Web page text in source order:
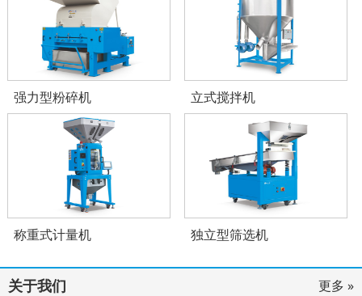
强力型粉碎机 立式搅拌机
称重式计量机 独立型筛选机
关于我们 更多 »